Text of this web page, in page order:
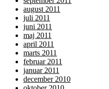
august 2011
juli 2011
juni 2011
maj 2011
april 2011
marts 2011
februar 2011
januar 2011
december 2010